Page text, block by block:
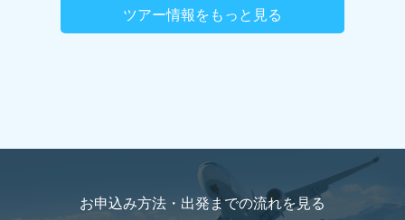
ツアー情報をもっと見る
お申込み方法・出発までの流れを見る